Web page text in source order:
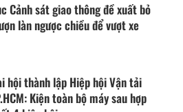
Cảnh sát giao thông đề xuất bỏ
làn ngược chiều để vượt xe
hội thành lập Hiệp hội Vận tải
Kiện toàn bộ máy sau hợp